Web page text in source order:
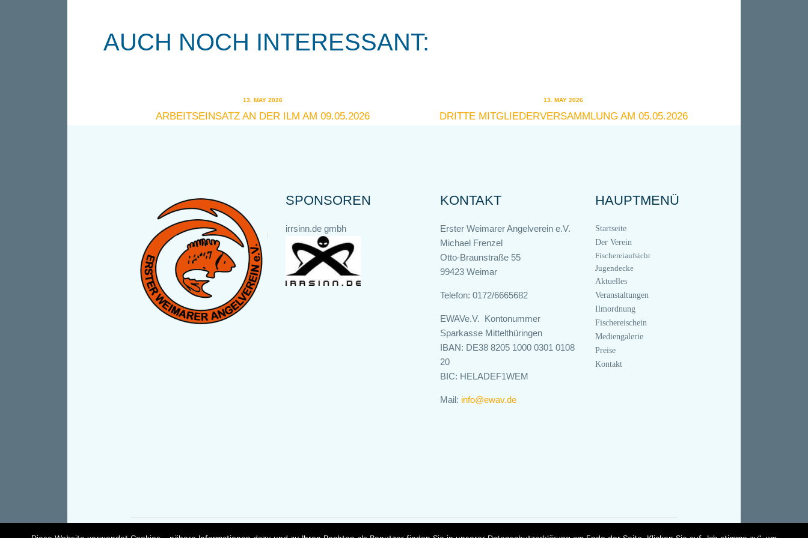
AUCH NOCH INTERESSANT:
13. MAY 2026
ARBEITSEINSATZ AN DER ILM AM 09.05.2026
13. MAY 2026
DRITTE MITGLIEDERVERSAMMLUNG AM 05.05.2026
SPONSOREN
irrsinn.de gmbh
KONTAKT
Erster Weimarer Angelverein e.V.
Michael Frenzel
Otto-Braunstraße 55
99423 Weimar
Telefon: 0172/6665682
EWAVe.V. Kontonummer
Sparkasse Mittelthüringen
IBAN: DE38 8205 1000 0301 0108
20
BIC: HELADEF1WEM
Mail: info@ewav.de
HAUPTMENÜ
Startseite
Der Verein
Fischereiaufsicht
Jugendecke
Aktuelles
Veranstaltungen
Ilmordnung
Fischereischein
Mediengalerie
Preise
Kontakt